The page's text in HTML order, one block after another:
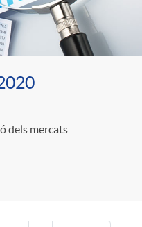
dels mercats